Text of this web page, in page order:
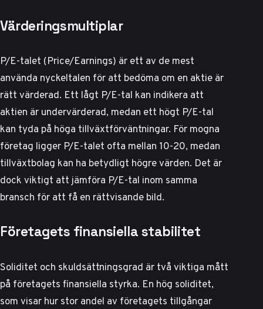
Värderingsmultiplar
P/E-talet (Price/Earnings) är ett av de mest
använda nyckeltalen för att bedöma om en aktie är
rätt värderad. Ett lågt P/E-tal kan indikera att
aktien är undervärderad, medan ett högt P/E-tal
kan tyda på höga tillväxtförväntningar. För mogna
företag ligger P/E-talet ofta mellan 10-20, medan
tillväxtbolag kan ha betydligt högre värden. Det är
dock viktigt att jämföra P/E-tal inom samma
bransch för att få en rättvisande bild.
Företagets finansiella stabilitet
Soliditet och skuldsättningsgrad är två viktiga mått
på företagets finansiella styrka. En hög soliditet,
som visar hur stor andel av företagets tillgångar